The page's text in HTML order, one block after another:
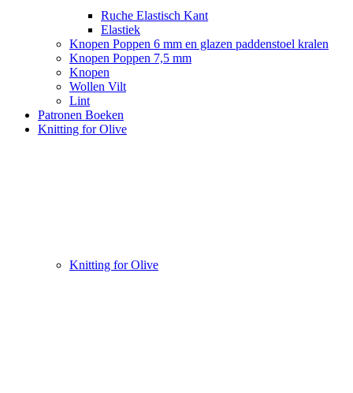
Ruche Elastisch Kant
Elastiek
Knopen Poppen 6 mm en glazen paddenstoel kralen
Knopen Poppen 7,5 mm
Knopen
Wollen Vilt
Lint
Patronen Boeken
Knitting for Olive
Knitting for Olive